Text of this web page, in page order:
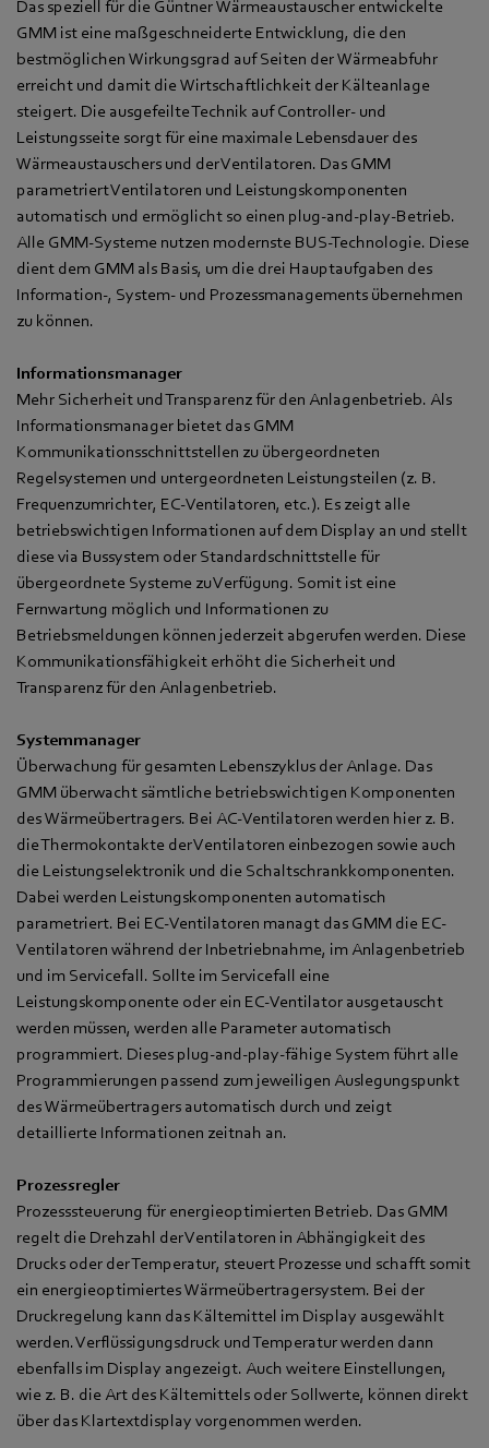
Das speziell für die Güntner Wärmeaustauscher entwickelte
GMM ist eine maßgeschneiderte Entwicklung, die den
bestmöglichen Wirkungsgrad auf Seiten der Wärmeabfuhr
erreicht und damit die Wirtschaftlichkeit der Kälteanlage
steigert. Die ausgefeilte Technik auf Controller- und
Leistungsseite sorgt für eine maximale Lebensdauer des
Wärmeaustauschers und der Ventilatoren. Das GMM
parametriert Ventilatoren und Leistungskomponenten
automatisch und ermöglicht so einen plug-and-play-Betrieb.
Alle GMM-Systeme nutzen modernste BUS-Technologie. Diese
dient dem GMM als Basis, um die drei Hauptaufgaben des
Information-, System- und Prozessmanagements übernehmen
zu können.
Informationsmanager
Mehr Sicherheit und Transparenz für den Anlagenbetrieb. Als
Informationsmanager bietet das GMM
Kommunikationsschnittstellen zu übergeordneten
Regelsystemen und untergeordneten Leistungsteilen (z. B.
Frequenzumrichter, EC-Ventilatoren, etc.). Es zeigt alle
betriebswichtigen Informationen auf dem Display an und stellt
diese via Bussystem oder Standardschnittstelle für
übergeordnete Systeme zu Verfügung. Somit ist eine
Fernwartung möglich und Informationen zu
Betriebsmeldungen können jederzeit abgerufen werden. Diese
Kommunikationsfähigkeit erhöht die Sicherheit und
Transparenz für den Anlagenbetrieb.
Systemmanager
Überwachung für gesamten Lebenszyklus der Anlage. Das
GMM überwacht sämtliche betriebswichtigen Komponenten
des Wärmeübertragers. Bei AC-Ventilatoren werden hier z. B.
die Thermokontakte der Ventilatoren einbezogen sowie auch
die Leistungselektronik und die Schaltschrankkomponenten.
Dabei werden Leistungskomponenten automatisch
parametriert. Bei EC-Ventilatoren managt das GMM die EC-
Ventilatoren während der Inbetriebnahme, im Anlagenbetrieb
und im Servicefall. Sollte im Servicefall eine
Leistungskomponente oder ein EC-Ventilator ausgetauscht
werden müssen, werden alle Parameter automatisch
programmiert. Dieses plug-and-play-fähige System führt alle
Programmierungen passend zum jeweiligen Auslegungspunkt
des Wärmeübertragers automatisch durch und zeigt
detaillierte Informationen zeitnah an.
Prozessregler
Prozesssteuerung für energieoptimierten Betrieb. Das GMM
regelt die Drehzahl der Ventilatoren in Abhängigkeit des
Drucks oder der Temperatur, steuert Prozesse und schafft somit
ein energieoptimiertes Wärmeübertragersystem. Bei der
Druckregelung kann das Kältemittel im Display ausgewählt
werden. Verflüssigungsdruck und Temperatur werden dann
ebenfalls im Display angezeigt. Auch weitere Einstellungen,
wie z. B. die Art des Kältemittels oder Sollwerte, können direkt
über das Klartextdisplay vorgenommen werden.